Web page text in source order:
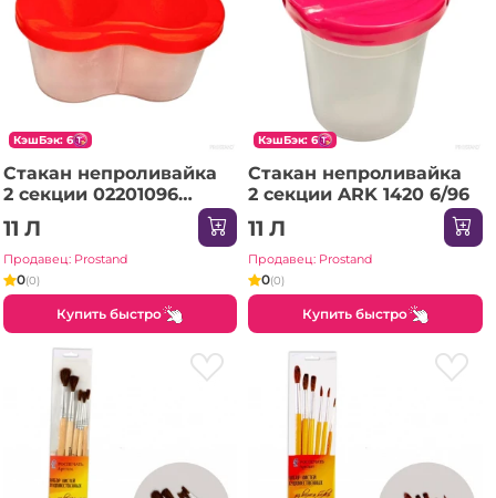
КэшБэк: 6
Стакан непроливайка
2 секции 02201096
Uniopt 1/50
11 Л
Продавец: Prostand
0(0)
Купить быстро
КэшБэк: 6
Стакан непроливайка
2 секции ARK 1420 6/96
11 Л
Продавец: Prostand
0(0)
Купить быстро